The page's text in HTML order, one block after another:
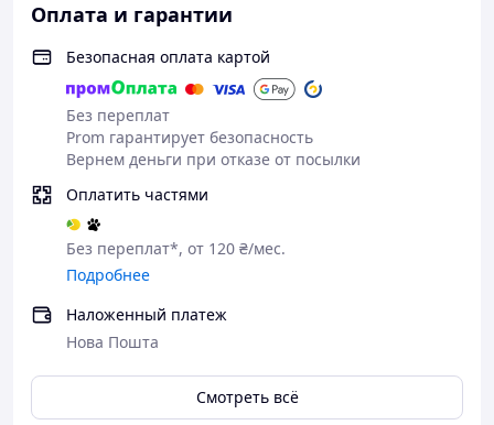
Ширина: 49 мм
Длинна: 160
Материал: Изготовлен из натурального
латексного каучука, это тонкий но очень
надежный материал практически не ощущается
при использовании
Форма: Цилиндрическая
С резервуаром
Толщина стенки: 0,05 мм
Доступные упаковки: 3шт, 10шт, 36шт
Оплата и гарантии
Безопасная оплата картой
Без переплат
Prom гарантирует безопасность
Вернем деньги при отказе от посылки
Оплатить частями
Без переплат*, от 120 ₴/мес.
Подробнее
Наложенный платеж
Нова Пошта
Смотреть всё